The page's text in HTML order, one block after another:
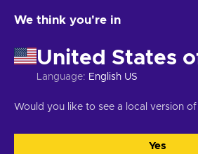
Hak Cipta © 2026 Eneba. Hak cipta
iklan.
penggunaan teknologi ini oleh Eneba
Anda boleh melaraskan persetujuan
'Sesuaikan'.
menggunakan data anda, lihat
We think you're in
United States
Language: English US
Would you like to see a local version of
Yes